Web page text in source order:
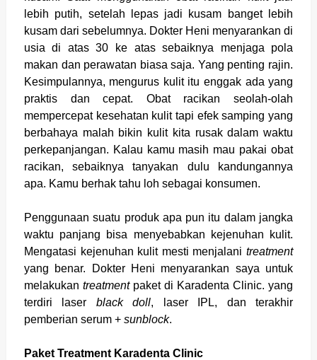
lebih putih, setelah lepas jadi kusam banget lebih
kusam dari sebelumnya. Dokter Heni menyarankan di
usia di atas 30 ke atas sebaiknya menjaga pola
makan dan perawatan biasa saja. Yang penting rajin.
Kesimpulannya, mengurus kulit itu enggak ada yang
praktis dan cepat. Obat racikan seolah-olah
mempercepat kesehatan kulit tapi efek samping yang
berbahaya malah bikin kulit kita rusak dalam waktu
perkepanjangan. Kalau kamu masih mau pakai obat
racikan, sebaiknya tanyakan dulu kandungannya
apa. Kamu berhak tahu loh sebagai konsumen.
Penggunaan suatu produk apa pun itu dalam jangka
waktu panjang bisa menyebabkan kejenuhan kulit.
Mengatasi kejenuhan kulit mesti menjalanitreatment
yang benar. Dokter Heni menyarankan saya untuk
melakukan treatment paket di Karadenta Clinic. yang
terdiri laser black doll, laser IPL, dan terakhir
pemberian serum + sunblock.
Paket Treatment Karadenta Clinic